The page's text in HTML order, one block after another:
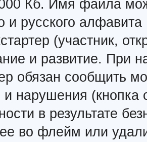
Кб. Имя файла
и русского алфавита
(участник,
и развитие. При
обязан сообщить
нарушения
в результате
во флейм или